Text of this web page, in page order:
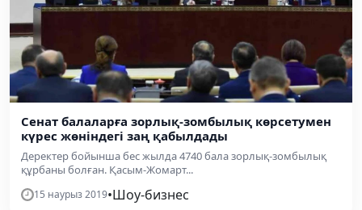
Сенат балаларға зорлық-зомбылық көрсетумен
күрес жөніндегі заң қабылдады
Деректер бойынша бес жылда 4740 бала зорлық-зомбылық
құрбаны болған. Қасым-Жомарт...
15 наурыз 2019•Шоу-бизнес